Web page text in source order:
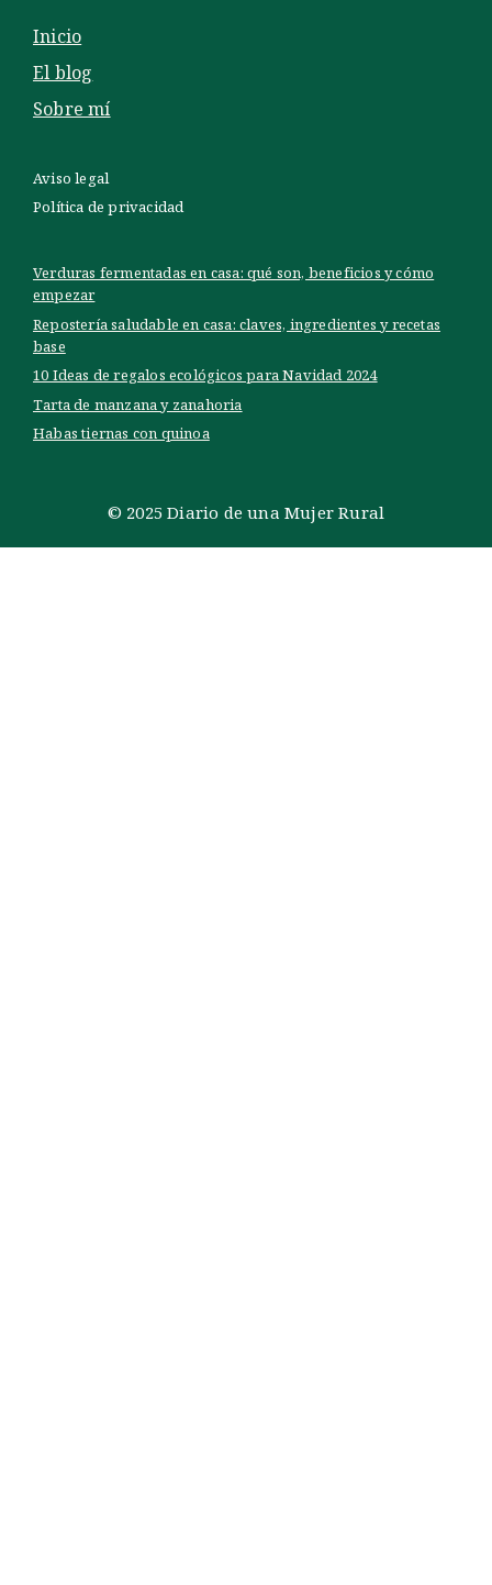
Inicio
El blog
Sobre mí
Aviso legal
Política de privacidad
Verduras fermentadas en casa: qué son, beneficios y cómo
empezar
Repostería saludable en casa: claves, ingredientes y recetas
base
10 Ideas de regalos ecológicos para Navidad 2024
Tarta de manzana y zanahoria
Habas tiernas con quinoa
© 2025 Diario de una Mujer Rural